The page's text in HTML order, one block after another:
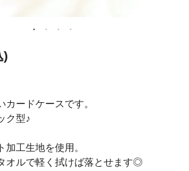
)
カードケースです。
ク型♪
加工生地を使用。
オルで軽く拭けば落とせます◎